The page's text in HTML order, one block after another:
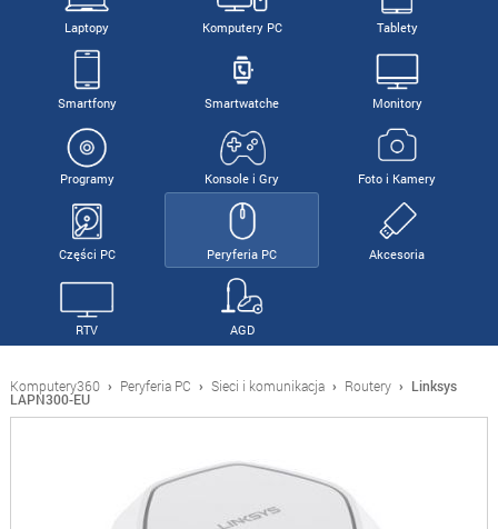
Laptopy Komputery PC Tablety
Smartfony Smartwatche Monitory
Programy Konsole i Gry Foto i Kamery
Części PC Peryferia PC Akcesoria
RTV AGD
Komputery360 › Peryferia PC › Sieci i komunikacja › Routery › Linksys
LAPN300-EU